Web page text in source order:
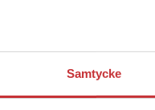
Samtycke